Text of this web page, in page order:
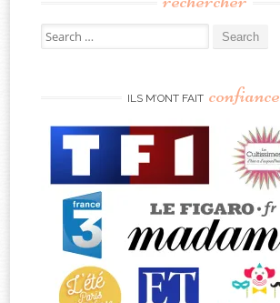
Search
for:
ILS M’ONT FAIT confiance